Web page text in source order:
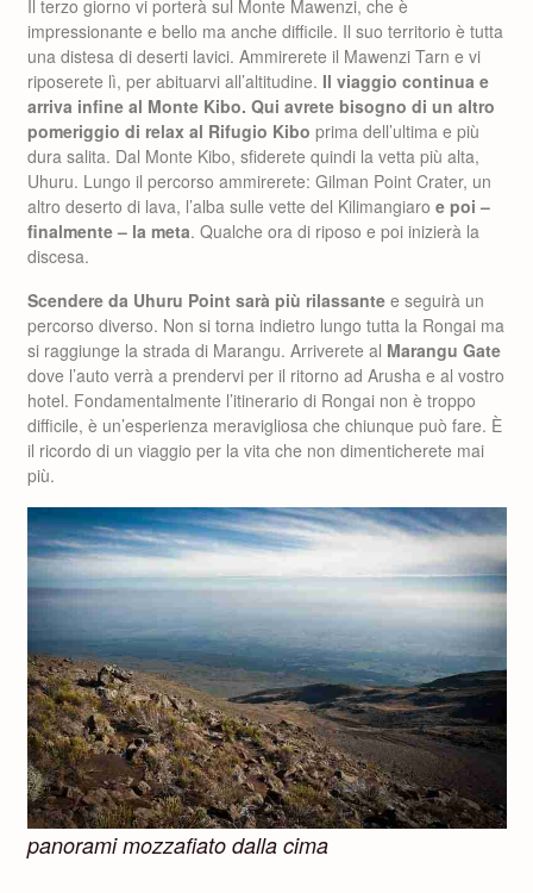
Il terzo giorno vi porterà sul Monte Mawenzi, che è
impressionante e bello ma anche difficile. Il suo territorio è tutta
una distesa di deserti lavici. Ammirerete il Mawenzi Tarn e vi
riposerete lì, per abituarvi all’altitudine. Il viaggio continua e
arriva infine al Monte Kibo. Qui avrete bisogno di un altro
pomeriggio di relax al Rifugio Kibo prima dell’ultima e più
dura salita. Dal Monte Kibo, sfiderete quindi la vetta più alta,
Uhuru. Lungo il percorso ammirerete: Gilman Point Crater, un
altro deserto di lava, l’alba sulle vette del Kilimangiaro e poi –
finalmente – la meta. Qualche ora di riposo e poi inizierà la
discesa.
Scendere da Uhuru Point sarà più rilassante e seguirà un
percorso diverso. Non si torna indietro lungo tutta la Rongai ma
si raggiunge la strada di Marangu. Arriverete al Marangu Gate
dove l’auto verrà a prendervi per il ritorno ad Arusha e al vostro
hotel. Fondamentalmente l’itinerario di Rongai non è troppo
difficile, è un’esperienza meravigliosa che chiunque può fare. È
il ricordo di un viaggio per la vita che non dimenticherete mai
più.
panorami mozzafiato dalla cima